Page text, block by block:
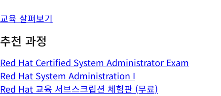
교육 살펴보기
추천 과정
Red Hat Certified System Administrator Exam
Red Hat System Administration I
Red Hat 교육 서브스크립션 체험판 (무료)